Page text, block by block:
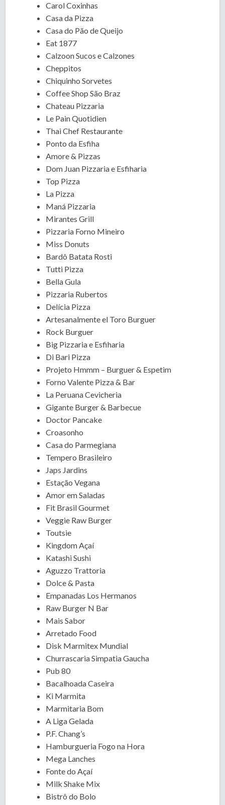
Carol Coxinhas
Casa da Pizza
Casa do Pão de Queijo
Eat 1877
Calzoon Sucos e Calzones
Cheppitos
Chiquinho Sorvetes
Coffee Shop São Braz
Chateau Pizzaria
Le Pain Quotidien
Thai Chef Restaurante
Ponto da Esfiha
Amore & Pizzas
Dom Juan Pizzaria e Esfiharia
Top Pizza
La Pizza
Maná Pizzaria
Mirantes Grill
Pizzaria Forno Mineiro
Miss Donuts
Bardô Batata Rosti
Tutti Pizza
Bella Gula
Pizzaria Rubertos
Delícia Pizza
Artesanalmente el Toro Burguer
Rock Burguer
Big Pizzaria e Esfiharia
Di Bari Pizza
Projeto Hmmm – Burguer & Espetim
Forno Valente Pizza & Bar
La Peruana Cevicheria
Gigante Burger & Barbecue
Doctor Pancake
Croasonho
Casa do Parmegiana
Tempero Brasileiro
Japs Jardins
Estação Vegana
Amor em Saladas
Fit Brasil Gourmet
Veggie Raw Burger
Toutsie
Kingdom Açaí
Katashi Sushi
Aguzzo Trattoria
Dolce & Pasta
Empanadas Los Hermanos
Raw Burger N Bar
Mais Sabor
Arretado Food
Disk Marmitex Mundial
Churrascaria Simpatia Gaucha
Pub 80
Bacalhoada Caseira
Ki Marmita
Marmitaria Bom
A Liga Gelada
P.F. Chang’s
Hamburgueria Fogo na Hora
Mega Lanches
Fonte do Açaí
Milk Shake Mix
Bistrô do Bolo